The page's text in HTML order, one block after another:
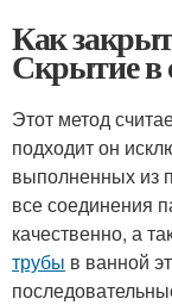
Как
Скрытие в
Этот метод
подходит он
выполненных из
все соединения
качественно, а
трубы в ванной